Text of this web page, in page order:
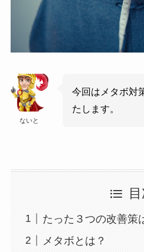
ないと
今回はメタボ対
たします。
たった３つの改善策
メタボとは？